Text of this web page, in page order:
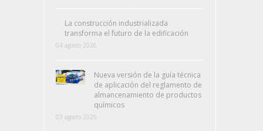
La construcción industrializada
transforma el futuro de la edificación
04 agosto 2026
Nueva versión de la guía técnica
de aplicación del reglamento de
almancenamiento de productos
químicos
03 agosto 2026